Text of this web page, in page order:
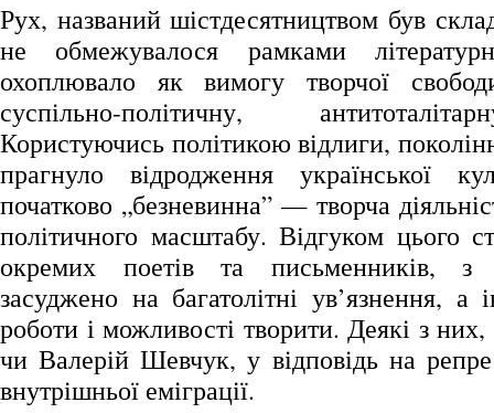
Рух, названий шістдесятництвом був
не обмежувалося рамками
охоплювало як вимогу творчої
суспільно-політичну,
Користуючись політикою відлиги,
прагнуло відродження української
початково „безневинна” — творча
політичного масштабу. Відгуком цього
окремих поетів та письменників, з
засуджено на багатолітні ув’язнення, а
роботи і можливості творити. Деякі з
чи Валерій Шевчук, у відповідь на
внутрішньої еміграції.